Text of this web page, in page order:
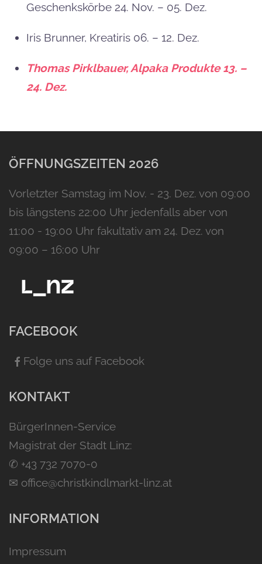
Geschenkskörbe 24. Nov. – 05. Dez.
Iris Brunner, Kreatiris 06. – 12. Dez.
Thomas Pirklbauer, Alpaka Produkte 13. –
24. Dez.
ÖFFNUNGSZEITEN 2026
Vorletzter Samstag im Nov. - 23. Dez. von 09:00
bis längstens 22:00 Uhr jedenfalls aber von
11:00 - 19:00 Uhr fakultativ am 24. Dez. von
09:00 – 16:00 Uhr
FACEBOOK
Folge uns auf Facebook
KONTAKT
BürgerInnen-Service
Magistrat der Stadt Linz:
✆ +43 732 7070-0
✉ office@christkindlmarkt-linz.at
INFORMATION
Impressum